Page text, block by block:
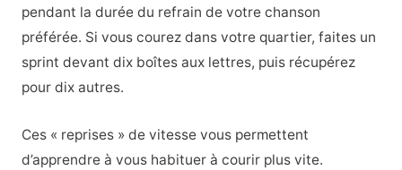
pendant la durée du refrain de votre chanson
préférée. Si vous courez dans votre quartier, faites un
sprint devant dix boîtes aux lettres, puis récupérez
pour dix autres.
Ces « reprises » de vitesse vous permettent
d’apprendre à vous habituer à courir plus vite.